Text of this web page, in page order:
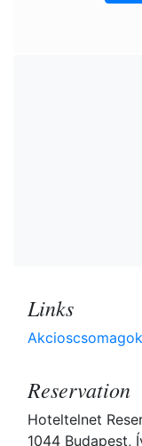
Links
Reservation
Hoteltelnet
1044 Budapest,